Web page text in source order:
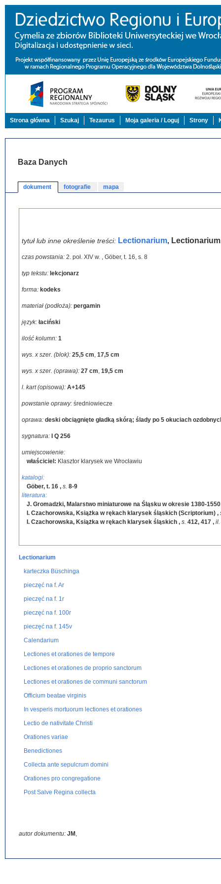
Strona główna Szukaj Tezaurus Moja galeria / Loguj Strony
Baza Danych
dokument fotografie mapa
tytuł lub inne określenie treści: Lectionarium, Lectionarium
czas powstania: 2. poł. XIV w. , Göber, t. 16, s. 8
typ tekstu: lekcjonarz
forma: kodeks
materiał (podłoża): pergamin
język: łaciński
ilość kolumn: 1
wys. x szer. (blok): 25,5 cm, 17,5 cm
wys. x szer. (oprawa): 27 cm, 19,5 cm
l. kart (opisowa): A+145
powstanie oprawy: średniowiecze
oprawa: deski obciągnięte gładką skórą; ślady po 5 okuciach
sygnatura: I Q 256
umiejscowienie:
właściciel: Klasztor klarysek we Wrocławiu
katalogi:
Göber, t. 16 , s. 8-9
literatura:
J. Gromadzki, Malarstwo miniaturowe na Śląsku w okresie 1380-1550
I. Czachorowska, Książka w rękach klarysek śląskich (Scriptorium) ,
I. Czachorowska, Książka w rękach klarysek śląskich , s. 412, 417 , il.
Lectionarium
karteczka Büschinga
pieczęć na f. Ar
pieczęć na f. 1r
pieczęć na f. 100r
pieczęć na f. 145v
Calendarium
Lectiones et orationes de tempore
Lectiones et orationes de proprio sanctorum
Lectiones et orationes de communi sanctorum
Officium beatae virginis
In vesperis mortuorum lectiones et orationes
Lectio de nativitate Christi
Orationes variae
Benedictiones
Collecta ante sepulcrum domini
Orationes pro congregatione
Post Salve Regina collecta
autor dokumentu: JM ,